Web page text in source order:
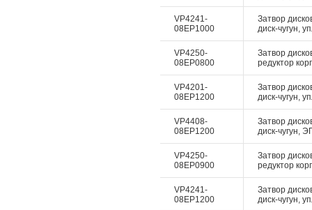
VP4241-
08EP1000
Затвор
диск-чугун,
VP4250-
08EP0800
Затвор
редуктор
VP4201-
08EP1200
Затвор
диск-чугун,
VP4408-
08EP1200
Затвор
диск-чугун,
VP4250-
08EP0900
Затвор
редуктор
VP4241-
08EP1200
Затвор
диск-чугун,